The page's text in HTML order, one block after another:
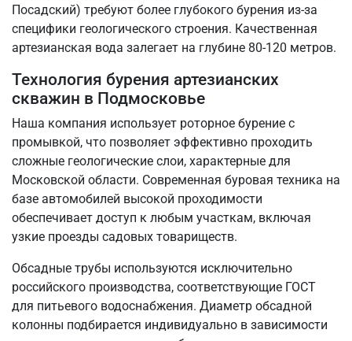
Посадский) требуют более глубокого бурения из-за
специфики геологического строения. Качественная
артезианская вода залегает на глубине 80-120 метров.
Технология бурения артезианских
скважин в Подмосковье
Наша компания использует роторное бурение с
промывкой, что позволяет эффективно проходить
сложные геологические слои, характерные для
Московской области. Современная буровая техника на
базе автомобилей высокой проходимости
обеспечивает доступ к любым участкам, включая
узкие проезды садовых товариществ.
Обсадные трубы используются исключительно
российского производства, соответствующие ГОСТ
для питьевого водоснабжения. Диаметр обсадной
колонны подбирается индивидуально в зависимости